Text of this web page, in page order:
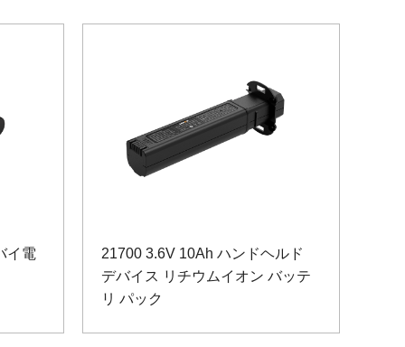
イ電
21700 3.6V 10Ah ハンドヘルド
デバイス リチウムイオン バッテ
リ パック